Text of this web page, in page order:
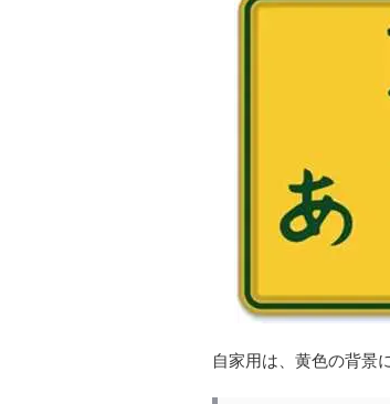
自家用は、黄色の背景